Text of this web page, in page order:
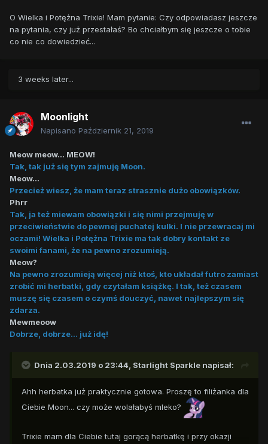
O Wielka i Potężna Trixie! Mam pytanie: Czy odpowiadasz jeszcze
na pytania, czy już przestałaś? Bo chciałbym się jeszcze o tobie
co nie co dowiedzieć...
3 weeks later...
Moonlight
Napisano Październik 21, 2019
Meow meow... MEOW!
Tak, tak już się tym zajmuję Moon.
Meow...
Przecież wiesz, że mam teraz strasznie dużo obowiązków.
Phrr
Tak, ja też miewam obowiązki i się nimi przejmuję w
przeciwieństwie do pewnej puchatej kulki. I nie przewracaj mi
oczami! Wielka i Potężna Trixie ma tak dobry kontakt ze
swoimi fanami, że na pewno zrozumieją.
Meow?
Na pewno zrozumieją więcej niż ktoś, kto układał futro zamiast
zrobić mi herbatki, gdy czytałam książkę. I tak, też czasem
muszę się czasem o czymś douczyć, nawet najlepszym się
zdarza.
Mewmeoow
Dobrze, dobrze... już idę!
Dnia 2.03.2019 o 23:44, Starlight Sparkle napisał:
Ahh herbatka już praktycznie gotowa. Proszę to filiżanka dla
Ciebie Moon... czy może wolałabyś mleko?
Trixie mam dla Ciebie tutaj gorącą herbatkę i przy okazji